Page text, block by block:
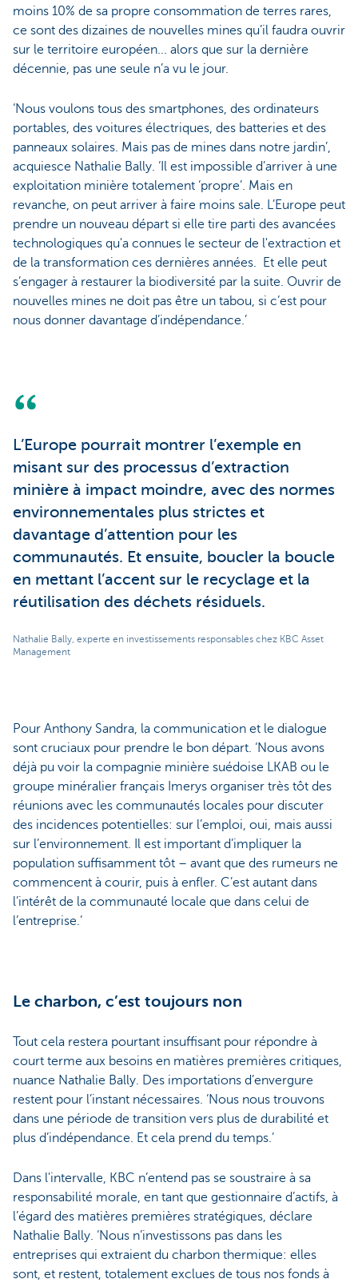
moins 10% de sa propre consommation de terres rares,
ce sont des dizaines de nouvelles mines qu’il faudra ouvrir
sur le territoire européen... alors que sur la dernière
décennie, pas une seule n’a vu le jour.
‘Nous voulons tous des smartphones, des ordinateurs
portables, des voitures électriques, des batteries et des
panneaux solaires. Mais pas de mines dans notre jardin’,
acquiesce Nathalie Bally. ‘Il est impossible d’arriver à une
exploitation minière totalement ‘propre’. Mais en
revanche, on peut arriver à faire moins sale. L’Europe peut
prendre un nouveau départ si elle tire parti des avancées
technologiques qu'a connues le secteur de l'extraction et
de la transformation ces dernières années. Et elle peut
s’engager à restaurer la biodiversité par la suite. Ouvrir de
nouvelles mines ne doit pas être un tabou, si c’est pour
nous donner davantage d’indépendance.’
L’Europe pourrait montrer l’exemple en
misant sur des processus d’extraction
minière à impact moindre, avec des normes
environnementales plus strictes et
davantage d’attention pour les
communautés. Et ensuite, boucler la boucle
en mettant l’accent sur le recyclage et la
réutilisation des déchets résiduels.
Nathalie Bally, experte en investissements responsables chez KBC Asset
Management
Pour Anthony Sandra, la communication et le dialogue
sont cruciaux pour prendre le bon départ. ‘Nous avons
déjà pu voir la compagnie minière suédoise LKAB ou le
groupe minéralier français Imerys organiser très tôt des
réunions avec les communautés locales pour discuter
des incidences potentielles: sur l’emploi, oui, mais aussi
sur l’environnement. Il est important d’impliquer la
population suffisamment tôt – avant que des rumeurs ne
commencent à courir, puis à enfler. C’est autant dans
l’intérêt de la communauté locale que dans celui de
l’entreprise.’
Le charbon, c’est toujours non
Tout cela restera pourtant insuffisant pour répondre à
court terme aux besoins en matières premières critiques,
nuance Nathalie Bally. Des importations d’envergure
restent pour l’instant nécessaires. ‘Nous nous trouvons
dans une période de transition vers plus de durabilité et
plus d’indépendance. Et cela prend du temps.’
Dans l'intervalle, KBC n’entend pas se soustraire à sa
responsabilité morale, en tant que gestionnaire d’actifs, à
l’égard des matières premières stratégiques, déclare
Nathalie Bally. ‘Nous n’investissons pas dans les
entreprises qui extraient du charbon thermique: elles
sont, et restent, totalement exclues de tous nos fonds à